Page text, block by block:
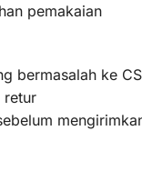
pemakaian
bermasalah ke
retur